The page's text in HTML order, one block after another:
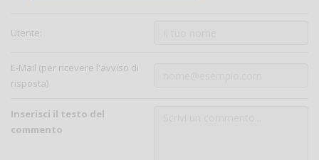
Utente:
E-Mail (per ricevere l'avviso di
risposta)
Inserisci il testo del
commento